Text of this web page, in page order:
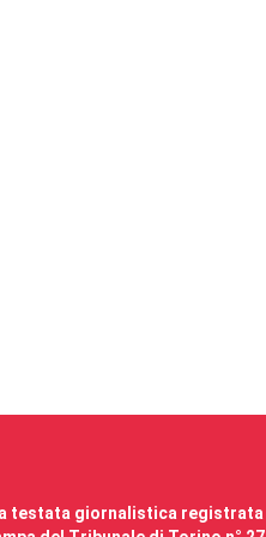
testata giornalistica registrata